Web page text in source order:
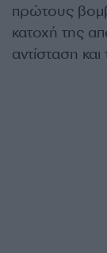
πρώτους
κατοχή της
αντίσταση